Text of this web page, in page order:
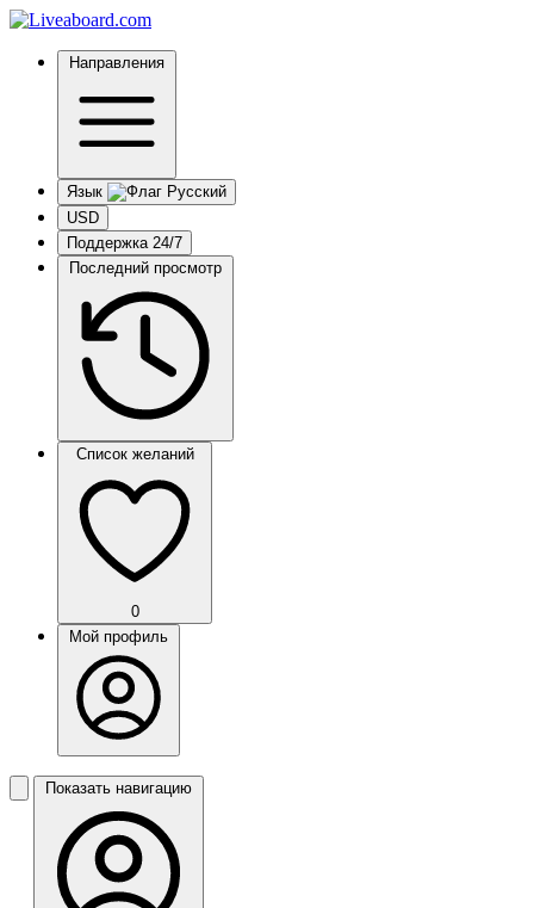
Направления
Язык
USD
Поддержка 24/7
Последний просмотр
Список желаний
0
Мой профиль
Показать навигацию